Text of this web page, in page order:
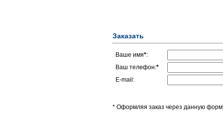
Заказать
Ваше имя*:
Ваш телефон:*
E-mail:
* Оформляя заказ через данную